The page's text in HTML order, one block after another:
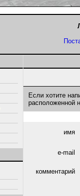
Если хотите
расположенной
имя
e-mail
комментарий